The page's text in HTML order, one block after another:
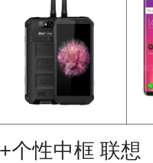
个性中框 联想